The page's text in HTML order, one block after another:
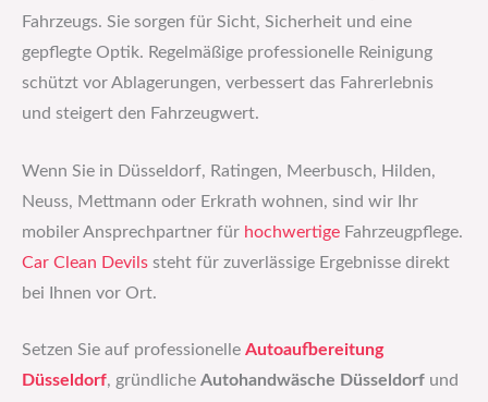
Fahrzeugs. Sie sorgen für Sicht, Sicherheit und eine
gepflegte Optik. Regelmäßige professionelle Reinigung
schützt vor Ablagerungen, verbessert das Fahrerlebnis
und steigert den Fahrzeugwert.
Wenn Sie in Düsseldorf, Ratingen, Meerbusch, Hilden,
Neuss, Mettmann oder Erkrath wohnen, sind wir Ihr
mobiler Ansprechpartner für hochwertige Fahrzeugpflege.
Car Clean Devils steht für zuverlässige Ergebnisse direkt
bei Ihnen vor Ort.
Setzen Sie auf professionelle Autoaufbereitung
Düsseldorf, gründliche Autohandwäsche Düsseldorf und